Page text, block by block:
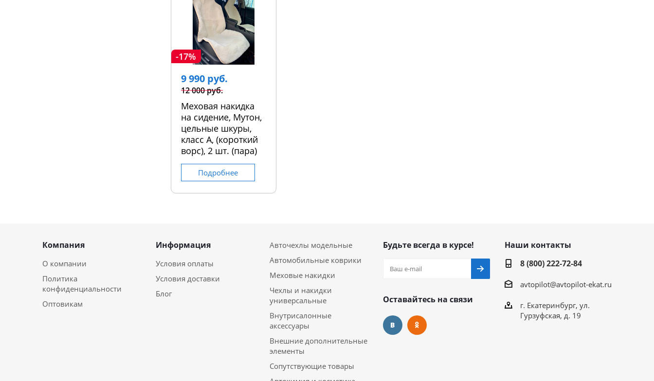
-17%
9 990 руб.
12 000 руб.
Меховая накидка
на сидение, Мутон,
цельные шкуры,
класс А, (короткий
ворс), 2 шт. (пара)
Подробнее
Компания
О компании
Политика
конфиденциальности
Оптовикам
Информация
Условия оплаты
Условия доставки
Блог
Авточехлы модельные
Автомобильные коврики
Меховые накидки
Чехлы и накидки
универсальные
Внутрисалонные
аксессуары
Внешние дополнительные
элементы
Сопутствующие товары
Будьте всегда в курсе!
Оставайтесь на связи
Наши контакты
8 (800) 222-72-84
avtopilot@avtopilot-ekat.ru
г. Екатеринбург, ул.
Гурзуфская, д. 19